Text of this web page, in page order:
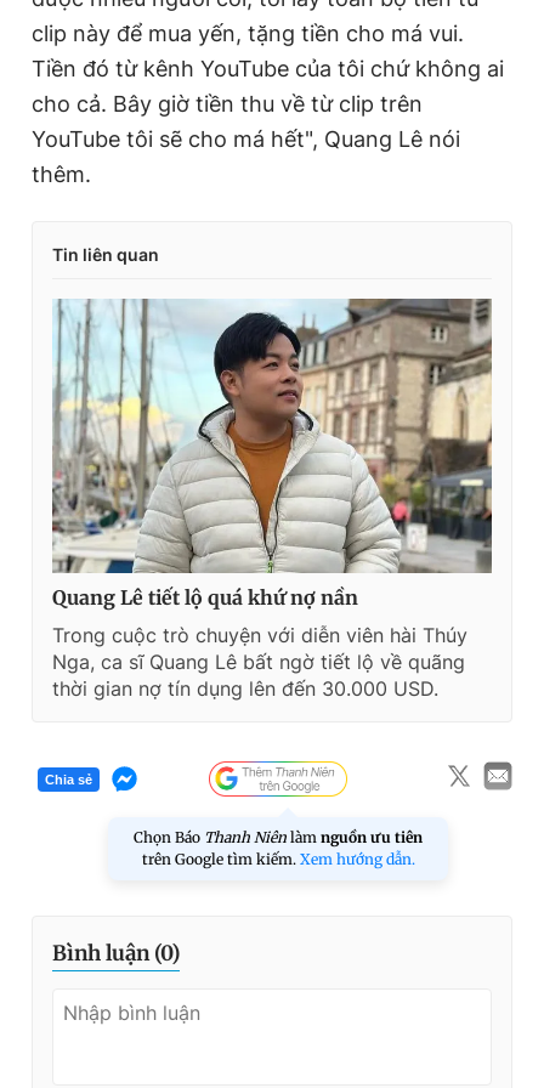
clip này để mua yến, tặng tiền cho má vui.
Tiền đó từ kênh YouTube của tôi chứ không ai
cho cả. Bây giờ tiền thu về từ clip trên
YouTube tôi sẽ cho má hết", Quang Lê nói
thêm.
Tin liên quan
Quang Lê tiết lộ quá khứ nợ nần
Trong cuộc trò chuyện với diễn viên hài Thúy
Nga, ca sĩ Quang Lê bất ngờ tiết lộ về quãng
thời gian nợ tín dụng lên đến 30.000 USD.
Chia sẻ
Chọn Báo Thanh Niên làm nguồn ưu tiên
trên Google tìm kiếm. Xem hướng dẫn.
Bình luận (0)